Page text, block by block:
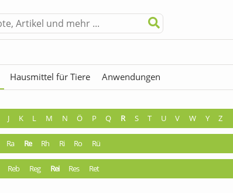
Hausmittel für Tiere Anwendungen
J K L M N Ö P Q R S T U V W Y Z
Ra Re Rh Ri Ro Rü
Reb Reg Rei Res Ret